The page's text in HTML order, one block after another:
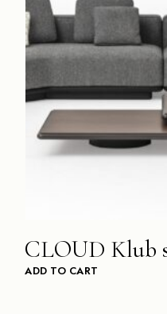
CLOUD Klub
ADD TO CART